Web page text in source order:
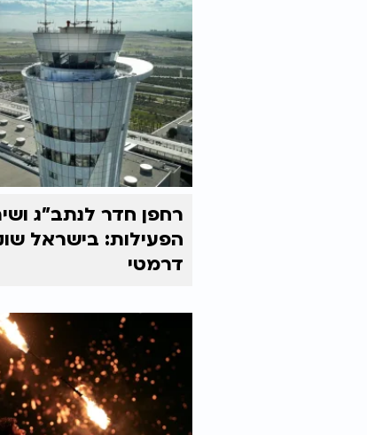
רחפן חדר לנתב"ג
הפעילות: בישראל
דרמטי